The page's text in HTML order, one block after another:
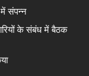
संपन्न
के संबंध में बैठक